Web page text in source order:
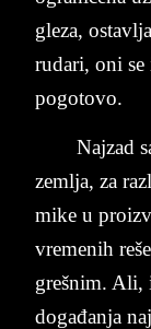
gle­za,
ru­da­ri, oni
po­go­to­vo.
Naj­zad
zem­lja, za
mi­ke u
vre­me­nih
grešnim. Ali,
događanja